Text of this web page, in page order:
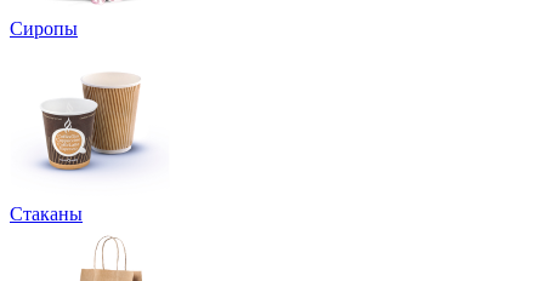
Сиропы
Стаканы